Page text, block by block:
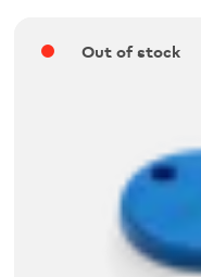
Out of stock